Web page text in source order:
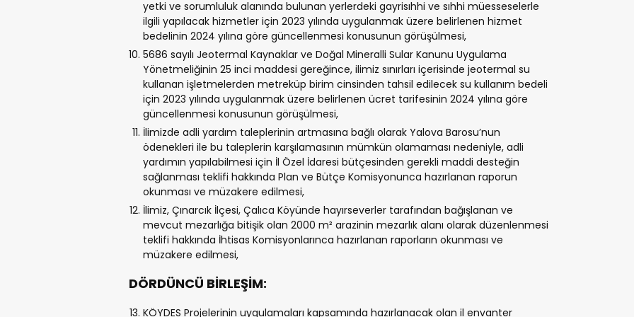
yetki ve sorumluluk alanında bulunan yerlerdeki gayrisıhhi ve sıhhi müesseselerle
ilgili yapılacak hizmetler için 2023 yılında uygulanmak üzere belirlenen hizmet
bedelinin 2024 yılına göre güncellenmesi konusunun görüşülmesi,
5686 sayılı Jeotermal Kaynaklar ve Doğal Mineralli Sular Kanunu Uygulama
Yönetmeliğinin 25 inci maddesi gereğince, ilimiz sınırları içerisinde jeotermal su
kullanan işletmelerden metreküp birim cinsinden tahsil edilecek su kullanım bedeli
için 2023 yılında uygulanmak üzere belirlenen ücret tarifesinin 2024 yılına göre
güncellenmesi konusunun görüşülmesi,
İlimizde adli yardım taleplerinin artmasına bağlı olarak Yalova Barosu’nun
ödenekleri ile bu taleplerin karşılamasının mümkün olamaması nedeniyle, adli
yardımın yapılabilmesi için İl Özel İdaresi bütçesinden gerekli maddi desteğin
sağlanması teklifi hakkında Plan ve Bütçe Komisyonunca hazırlanan raporun
okunması ve müzakere edilmesi,
İlimiz, Çınarcık İlçesi, Çalıca Köyünde hayırseverler tarafından bağışlanan ve
mevcut mezarlığa bitişik olan 2000 m² arazinin mezarlık alanı olarak düzenlenmesi
teklifi hakkında İhtisas Komisyonlarınca hazırlanan raporların okunması ve
müzakere edilmesi,
DÖRDÜNCÜ BİRLEŞİM:
KÖYDES Projelerinin uygulamaları kapsamında hazırlanacak olan il envanter